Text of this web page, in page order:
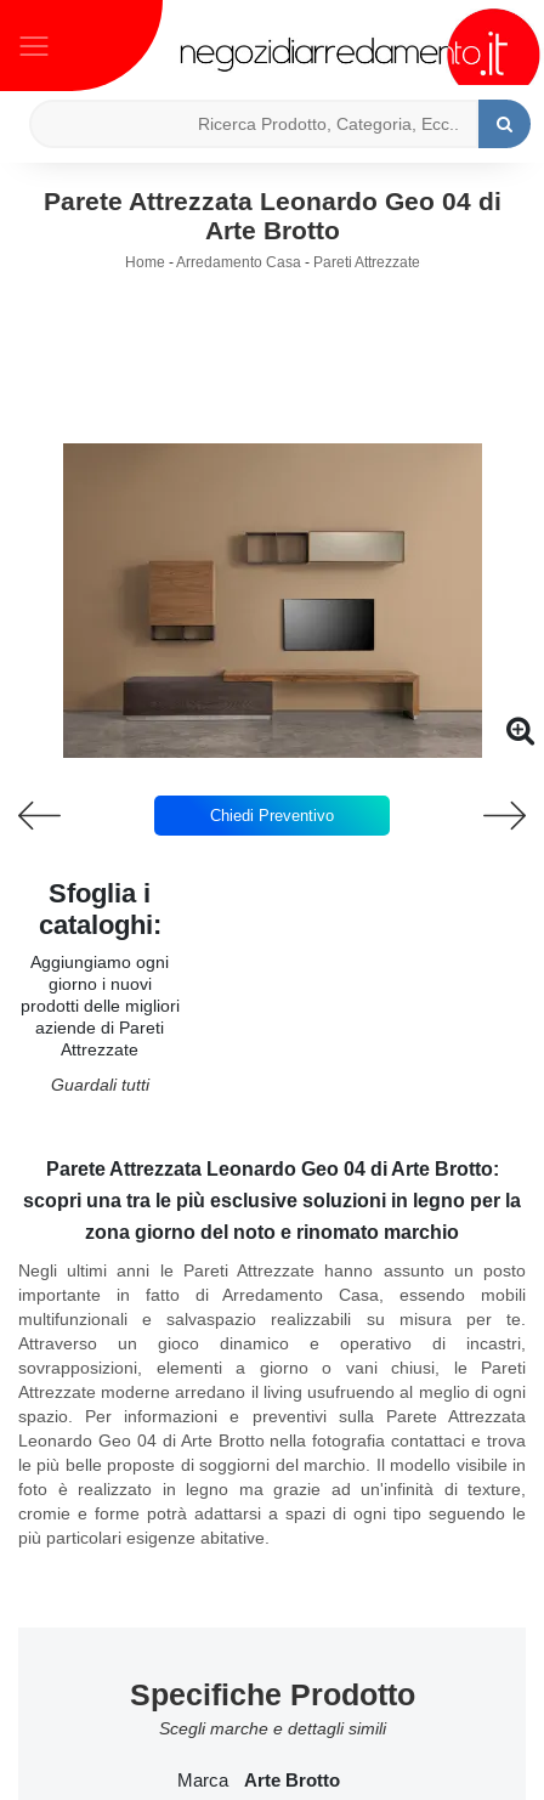
Parete Attrezzata Leonardo Geo 04 di
Arte Brotto
Home -Arredamento Casa- Pareti Attrezzate
Chiedi Preventivo
Parete Attrezzata Leonardo Geo 04 di Arte Brotto:
scopri una tra le più esclusive soluzioni in legno per la
zona giorno del noto e rinomato marchio
Negli ultimi anni le Pareti Attrezzate hanno assunto un posto
importante in fatto di Arredamento Casa, essendo mobili
multifunzionali e salvaspazio realizzabili su misura per te.
Attraverso un gioco dinamico e operativo di incastri,
sovrapposizioni, elementi a giorno o vani chiusi, le Pareti
Attrezzate moderne arredano il living usufruendo al meglio di ogni
spazio. Per informazioni e preventivi sulla Parete Attrezzata
Leonardo Geo 04 di Arte Brottonella fotografia contattaci e trova
le più belle proposte di soggiorni del marchio. Il modello visibile in
foto è realizzato in legno ma grazie ad un'infinità di texture,
cromie e forme potrà adattarsi a spazi di ogni tipo seguendo le
più particolari esigenze abitative.
Sfoglia i
cataloghi:
Aggiungiamo ogni
giorno i nuovi
prodotti delle migliori
aziende di Pareti
Attrezzate
Guardali tutti
Specifiche Prodotto
Scegli marche e dettagli simili
Marca Arte Brotto